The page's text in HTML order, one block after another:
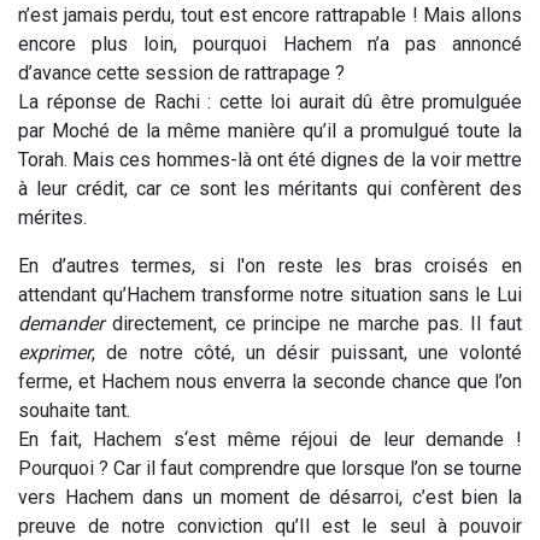
n’est jamais perdu, tout est encore rattrapable ! Mais allons
encore plus loin, pourquoi Hachem n’a pas annoncé
d’avance cette session de rattrapage ?
La réponse de Rachi : cette loi aurait dû être promulguée
par Moché de la même manière qu’il a promulgué toute la
Torah. Mais ces hommes-là ont été dignes de la voir mettre
à leur crédit, car ce sont les méritants qui confèrent des
mérites.
En d’autres termes, si l'on reste les bras croisés en
attendant qu’Hachem transforme notre situation sans le Lui
demander directement, ce principe ne marche pas. Il faut
exprimer, de notre côté, un désir puissant, une volonté
ferme, et Hachem nous enverra la seconde chance que l’on
souhaite tant.
En fait, Hachem s‘est même réjoui de leur demande !
Pourquoi ? Car il faut comprendre que lorsque l’on se tourne
vers Hachem dans un moment de désarroi, c’est bien la
preuve de notre conviction qu’Il est le seul à pouvoir